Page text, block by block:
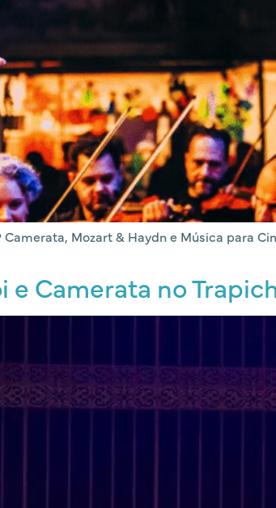
Mozart & Haydn e Música para
Camerata no